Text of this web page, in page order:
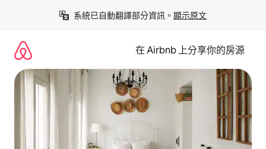
系統已自動翻譯部分資訊。 顯示原文
在 Airbnb 上分享你的房源